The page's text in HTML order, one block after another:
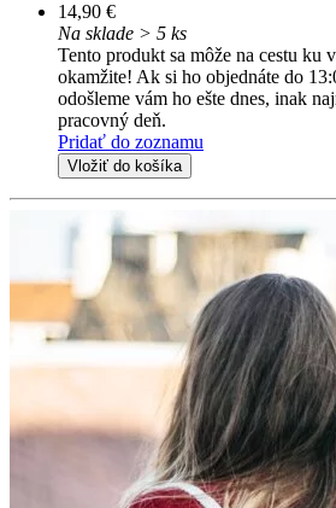
14,90 €
Na sklade > 5 ks
Tento produkt sa môže na cestu ku
okamžite! Ak si ho objednáte do
odošleme vám ho ešte dnes, inak
pracovný deň.
Pridať do zoznamu
Vložiť do košíka